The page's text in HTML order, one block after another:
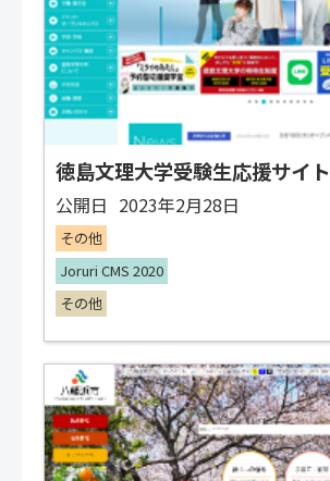
徳島文理大学受験生応援サイト
公開日 2023年2月28日
その他
Joruri CMS 2020
その他